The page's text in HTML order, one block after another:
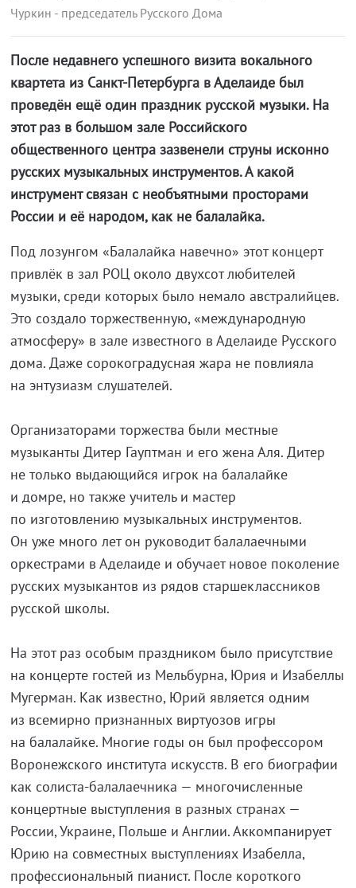
Чуркин - председатель Русского Дома
После недавнего успешного визита вокального
квартета из Санкт-Петербурга в Аделаиде был
проведён ещё один праздник русской музыки. На
этот раз в большом зале Российского
общественного центра зазвенели струны исконно
русских музыкальных инструментов. А какой
инструмент связан с необъятными просторами
России и её народом, как не балалайка.
Под лозунгом «Балалайка навечно» этот концерт
привлёк в зал РОЦ около двухсот любителей
музыки, среди которых было немало австралийцев.
Это создало торжественную, «международную
атмосферу» в зале известного в Аделаиде Русского
дома. Даже сорокоградусная жара не повлияла
на энтузиазм слушателей.
Организаторами торжества были местные
музыканты Дитер Гауптман и его жена Аля. Дитер
не только выдающийся игрок на балалайке
и домре, но также учитель и мастер
по изготовлению музыкальных инструментов.
Он уже много лет он руководит балалаечными
оркестрами в Аделаиде и обучает новое поколение
русских музыкантов из рядов старшеклассников
русской школы.
На этот раз особым праздником было присутствие
на концерте гостей из Мельбурна, Юрия и Изабеллы
Мугерман. Как известно, Юрий является одним
из всемирно признанных виртуозов игры
на балалайке. Многие годы он был профессором
Воронежского института искусств. В его биографии
как солиста-балалаечника — многочисленные
концертные выступления в разных странах —
России, Украине, Польше и Англии. Аккомпанирует
Юрию на совместных выступлениях Изабелла,
профессиональный пианист. После короткого